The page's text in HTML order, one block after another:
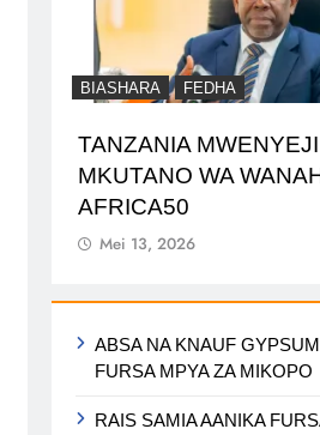
BIASHARA FEDHA
TANZANIA
MKUTANO WA
AFRICA50
Mei 13, 2026
ABSA NA KNAUF
FURSA MPYA ZA MIKOPO
RAIS SAMIA AANIKA